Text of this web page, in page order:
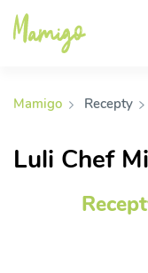
Mamigo Recepty
Luli Chef